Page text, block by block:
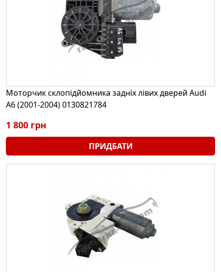
Моторчик склопідйомника задніх лівих дверей Audi
A6 (2001-2004) 0130821784
1 800 грн
ПРИДБАТИ